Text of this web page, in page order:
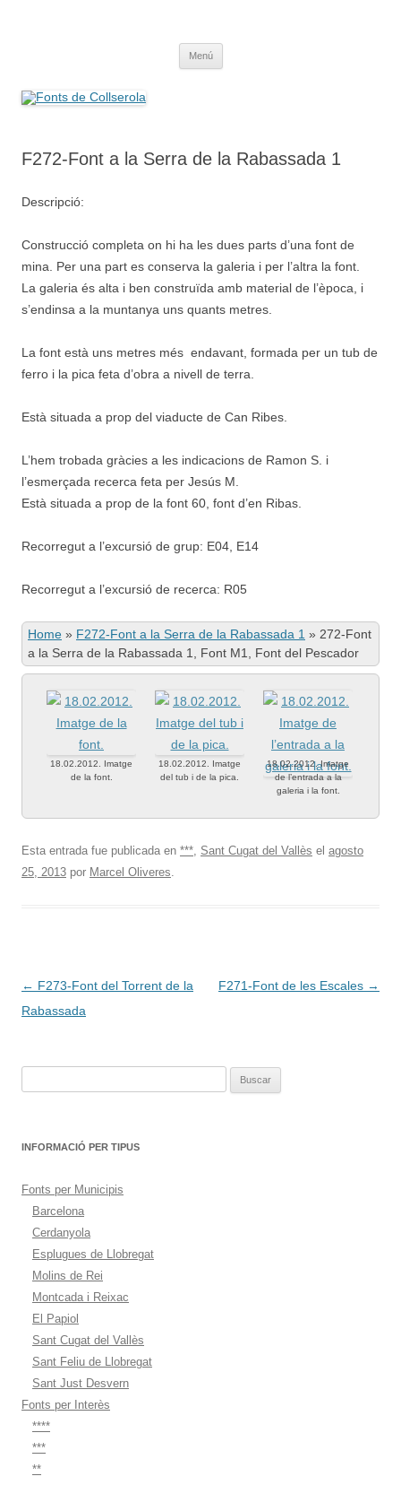
Menú
F272-Font a la Serra de la Rabassada 1
Descripció:
Construcció completa on hi ha les dues parts d’una font de
mina. Per una part es conserva la galeria i per l’altra la font.
La galeria és alta i ben construïda amb material de l’època, i
s’endinsa a la muntanya uns quants metres.
La font està uns metres més endavant, formada per un tub de
ferro i la pica feta d’obra a nivell de terra.
Està situada a prop del viaducte de Can Ribes.
L’hem trobada gràcies a les indicacions de Ramon S. i
l’esmerçada recerca feta per Jesús M.
Està situada a prop de la font 60, font d’en Ribas.
Recorregut a l’excursió de grup: E04, E14
Recorregut a l’excursió de recerca: R05
Home » F272-Font a la Serra de la Rabassada 1 » 272-Font
a la Serra de la Rabassada 1, Font M1, Font del Pescador
18.02.2012. Imatge
de la font.
18.02.2012. Imatge
del tub i de la pica.
18.02.2012. Imatge
de l’entrada a la
galeria i la font.
Esta entrada fue publicada en ***, Sant Cugat del Vallès el agosto
25, 2013 por Marcel Oliveres.
Navegación
de
← F273-Font del Torrent de la
Rabassada
F271-Font de les Escales →
INFORMACIÓ PER TIPUS
Fonts per Municipis
Barcelona
Cerdanyola
Esplugues de Llobregat
Molins de Rei
Montcada i Reixac
El Papiol
Sant Cugat del Vallès
Sant Feliu de Llobregat
Sant Just Desvern
Fonts per Interès
****
***
**